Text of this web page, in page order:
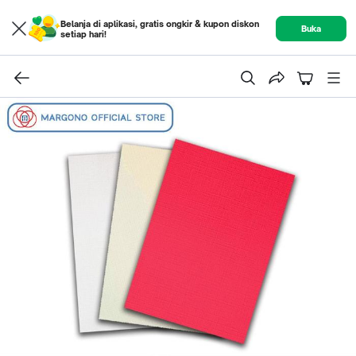
Belanja di aplikasi, gratis ongkir & kupon diskon
setiap hari!
Buka